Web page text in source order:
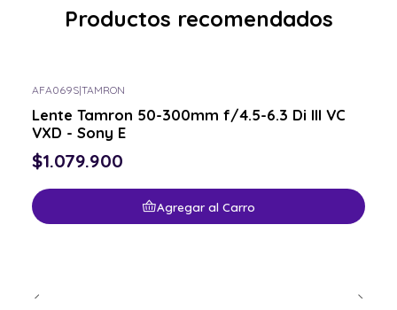
Productos recomendados
AFA069S|TAMRON
Lente Tamron 50-300mm f/4.5-6.3 Di III VC
VXD - Sony E
$1.079.900
Agregar al Carro